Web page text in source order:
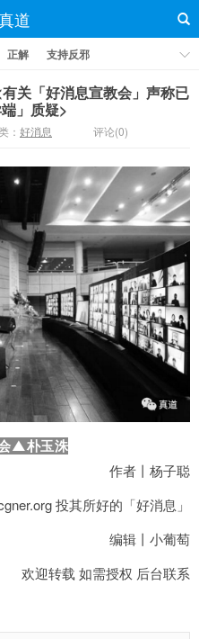
道
正解 支持反邪
关「好消息宣教会」声称已
」质疑>
： 好消息 评论(0)
▲朴玉洙
作者丨杨子聪
投其所好的「好消息」
编辑丨小葡萄
欢迎转载 如需授权 后台联系